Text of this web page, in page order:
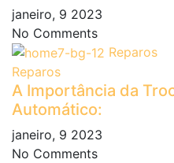
janeiro, 9 2023
No Comments
Reparos
Reparos
A Importância da
Automático:
janeiro, 9 2023
No Comments